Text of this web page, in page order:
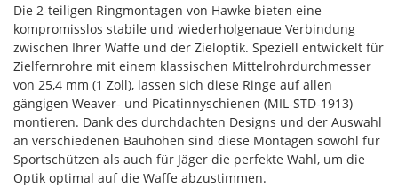
Die 2-teiligen Ringmontagen von Hawke bieten eine
kompromisslos stabile und wiederholgenaue Verbindung
zwischen Ihrer Waffe und der Zieloptik. Speziell entwickelt für
Zielfernrohre mit einem klassischen Mittelrohrdurchmesser
von 25,4 mm (1 Zoll), lassen sich diese Ringe auf allen
gängigen Weaver- und Picatinnyschienen (MIL-STD-1913)
montieren. Dank des durchdachten Designs und der Auswahl
an verschiedenen Bauhöhen sind diese Montagen sowohl für
Sportschützen als auch für Jäger die perfekte Wahl, um die
Optik optimal auf die Waffe abzustimmen.